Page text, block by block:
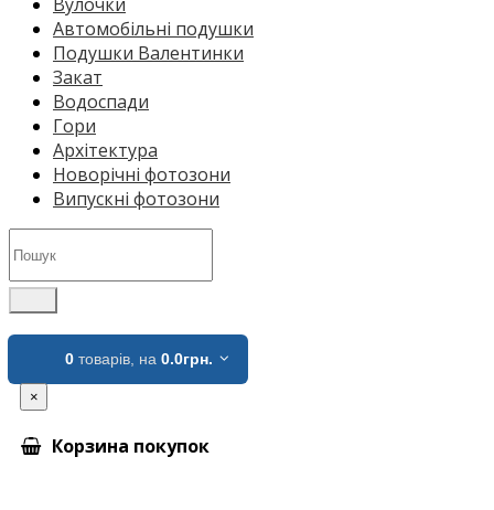
Автомобільні подушки
Подушки Валентинки
Закат
Водоспади
Гори
Архітектура
Новорічні фотозони
Випускні фотозони
0 товарів, на 0.0грн.
×
Корзина покупок